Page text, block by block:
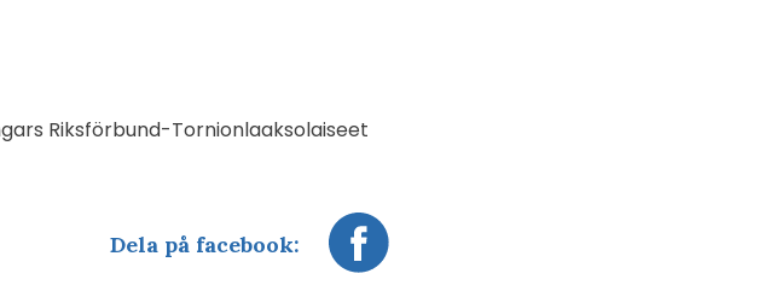
Riksförbund-Tornionlaaksolaiseet
Dela på facebook: